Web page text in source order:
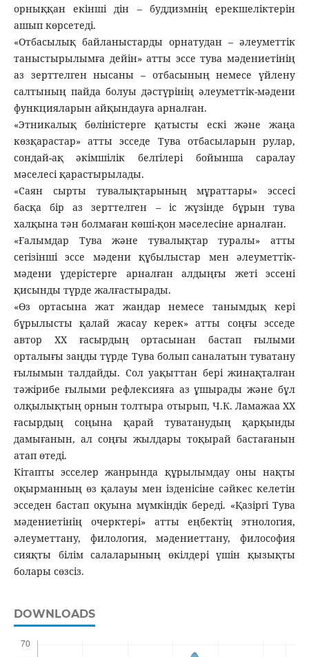
орныққан екінші дін – буддизмнің ерекшеліктерін
ашып көрсетеді.
«Отбасылық байланыстарды орнатудан – әлеуметтік
таныстырылымға дейін» атты эссе тува мәдениетінің
аз зерттелген нысаны – отбасының немесе үйлену
салтының пайда болуы дәстүрінің әлеуметтік-мәдени
функцияларын айқындауға арналған.
«Этникалық бөліністерге қатысты ескі және жаңа
көзқарастар» атты эсседе Тува отбасыларын рулар,
сондай-ақ әкімшілік белгілері бойынша саралау
мәселесі қарастырылады.
«Саян сырты тувалықтарының мұраттары» эссесі
басқа бір аз зерттелген – іс жүзінде бұрын тува
халқына тән болмаған көші-қон мәселесіне арналған.
«Ғалымдар Тува және тувалықтар туралы» атты
сегізінші эссе мәдени құбылыстар мен әлеуметтік-
мәдени үдерістерге арналған алдыңғы жеті эссені
қисынды түрде жалғастырады.
«Өз ортасына жат жандар немесе танымдық кері
бұрылысты қалай жасау керек» атты соңғы эсседе
автор ХХ ғасырдың ортасынан бастап ғылыми
орталығы заңды түрде Тува болып саналатын туватану
ғылымын талдайды. Сол уақыттан бері жинақталған
тәжірибе ғылыми рефлексияға аз ұшырады және бұл
олқылықтың орнын толтыра отырып, Ч.К. Ламажаа ХХ
ғасырдың соңына қарай туватанудың қарқынды
дамығанын, ал соңғы жылдары тоқырай бастағанын
атап өтеді.
Кітапты эсселер жанрында құрылымдау оны нақты
оқырманның өз қалауы мен ізденісіне сәйкес келетін
эсседен бастап оқуына мүмкіндік береді. «Қазіргі Тува
мәдениетінің очерктері» атты еңбектің этнология,
әлеуметтану, филология, мәдениеттану, философия
сияқты білім салаларының өкілдері үшін қызықты
болары сөзсіз.
DOWNLOADS